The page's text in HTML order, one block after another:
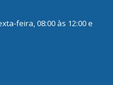
feira, 08:00 às 12:00 e